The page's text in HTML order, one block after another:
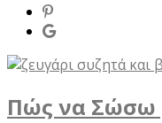
Πώς να Σώσω